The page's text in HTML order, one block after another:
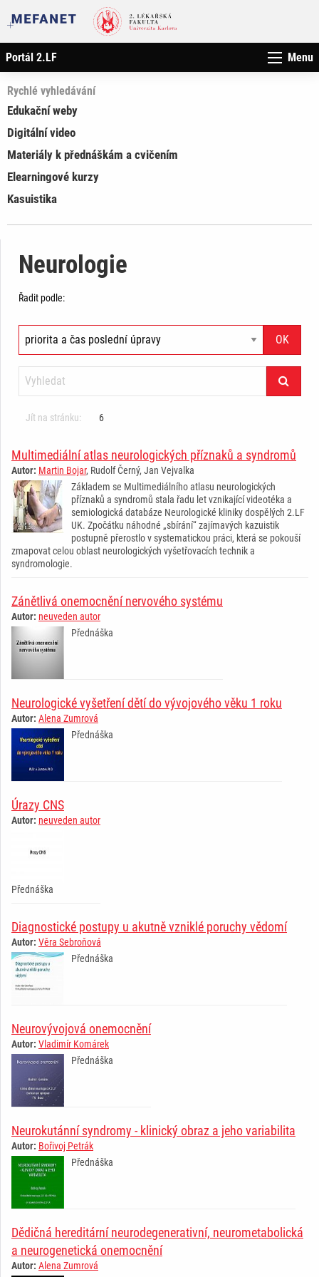
Portál 2.LF Menu
Rychlé vyhledávání
Edukační weby
Digitální video
Materiály k přednáškám a cvičením
Elearningové kurzy
Kasuistika
Neurologie
Řadit podle:
Jít na stránku: 6
Multimediální atlas neurologických příznaků a syndromů
Autor: Martin Bojar, Rudolf Černý, Jan Vejvalka
Základem se Multimediálního atlasu neurologických
příznaků a syndromů stala řadu let vznikající videotéka a
semiologická databáze Neurologické kliniky dospělých 2.LF
UK. Zpočátku náhodné „sbírání“ zajímavých kazuistik
postupně přerostlo v systematickou práci, která se pokouší
zmapovat celou oblast neurologických vyšetřovacích technik a
syndromologie.
Zánětlivá onemocnění nervového systému
Autor: neuveden autor
Přednáška
Neurologické vyšetření dětí do vývojového věku 1 roku
Autor: Alena Zumrová
Přednáška
Úrazy CNS
Autor: neuveden autor
Přednáška
Diagnostické postupy u akutně vzniklé poruchy vědomí
Autor: Věra Sebroňová
Přednáška
Neurovývojová onemocnění
Autor: Vladimír Komárek
Přednáška
Neurokutánní syndromy - klinický obraz a jeho variabilita
Autor: Bořivoj Petrák
Přednáška
Dědičná hereditární neurodegenerativní, neurometabolická
a neurogenetická onemocnění
Autor: Alena Zumrová